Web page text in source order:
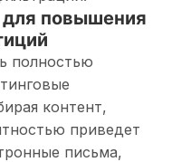
повышения
полностью
контент,
приведет
письма,